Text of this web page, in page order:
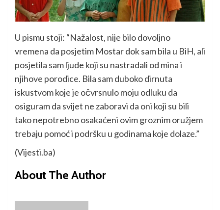
U pismu stoji: “Nažalost, nije bilo dovoljno
vremena da posjetim Mostar dok sam bila u BiH, ali
posjetila sam ljude koji su nastradali od mina i
njihove porodice. Bila sam duboko dirnuta
iskustvom koje je očvrsnulo moju odluku da
osiguram da svijet ne zaboravi da oni koji su bili
tako nepotrebno osakaćeni ovim groznim oružjem
trebaju pomoć i podršku u godinama koje dolaze.”
(Vijesti.ba)
About The Author